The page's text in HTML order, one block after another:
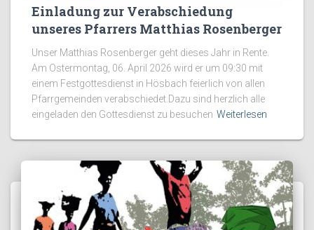
Einladung zur Verabschiedung
unseres Pfarrers Matthias Rosenberger
Unser Matthias Rosenberger geht dieses Jahr in Rente.
Am Ostermontag, 06. April 2026 wird er um 09:30 mit
einem Festgottesdienst in Hösbach feierlich von allen
Pfarrgemeinden verabschiedet.Dazu sind herzlich alle
eingeladen den Gottesdienst zu besuchen Weiterlesen